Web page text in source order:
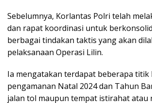
Sebelumnya, Korlantas Polri telah
dan rapat koordinasi untuk
berbagai tindakan taktis yang akan
pelaksanaan Operasi Lilin.
Ia mengatakan terdapat beberapa titik
pengamanan Natal 2024 dan Tahun
jalan tol maupun tempat istirahat atau